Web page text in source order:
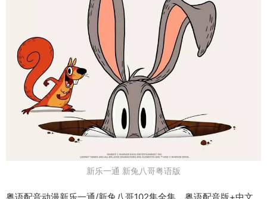
新乐一通 新兔八哥粤语版